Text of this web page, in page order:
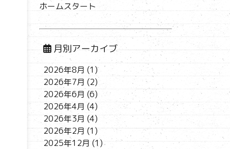
ホームスタート
月別アーカイブ
2026年8月 (1)
2026年7月 (2)
2026年6月 (6)
2026年4月 (4)
2026年3月 (4)
2026年2月 (1)
2025年12月 (1)